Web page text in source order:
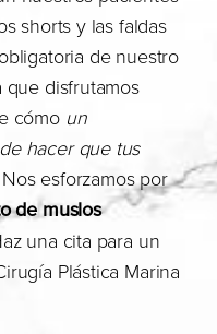
shorts y las faldas
de nuestro
disfrutamos
cómo un
hacer que tus
esforzamos por
de muslos
una cita para un
Plástica Marina